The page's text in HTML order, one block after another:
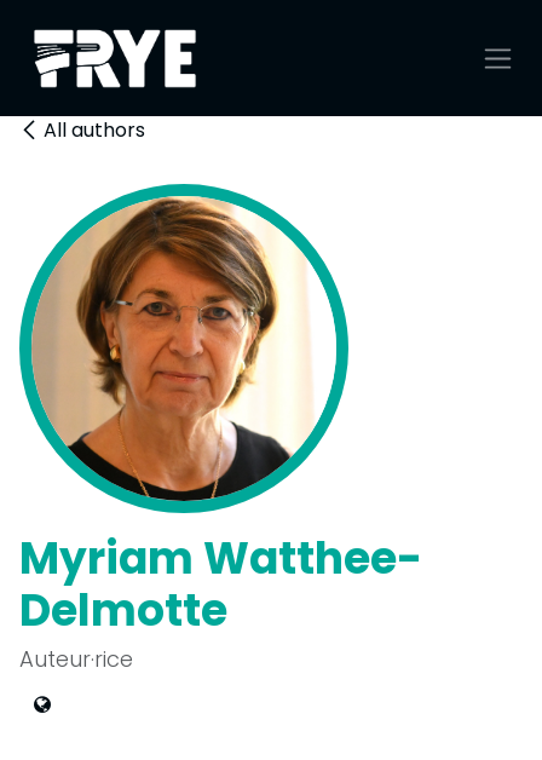
All authors
Myriam Watthee-
Delmotte
Auteur·rice